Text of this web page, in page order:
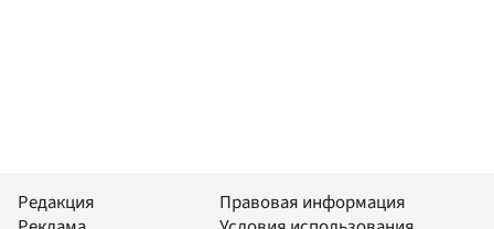
Редакция
Правовая информация